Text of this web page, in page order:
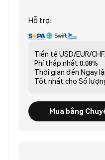
Hỗ trợ:
Tiền tệ USD/EUR/
Phí thấp nhất 0.08%
Thời gian đến Ngay
Tốt nhất cho Số
Mua bằng